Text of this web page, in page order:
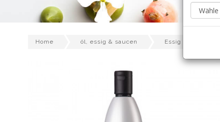
Home öl, essig & saucen Essig